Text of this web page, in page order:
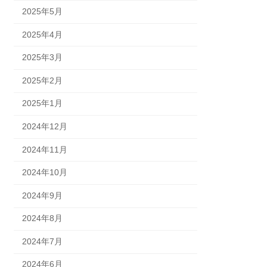
2025年5月
2025年4月
2025年3月
2025年2月
2025年1月
2024年12月
2024年11月
2024年10月
2024年9月
2024年8月
2024年7月
2024年6月